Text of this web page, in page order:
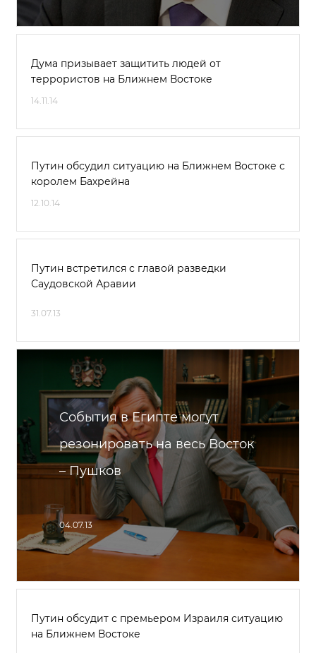
Дума призывает защитить людей от
террористов на Ближнем Востоке
14.11.14
Путин обсудил ситуацию на Ближнем Востоке с
королем Бахрейна
12.10.14
Путин встретился с главой разведки
Саудовской Аравии
31.07.13
События в Египте могут
резонировать на весь Восток
– Пушков
04.07.13
Путин обсудит с премьером Израиля ситуацию
на Ближнем Востоке